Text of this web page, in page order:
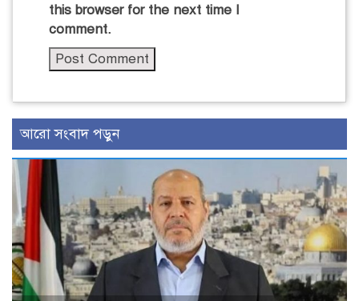
this browser for the next time I
comment.
আরো সংবাদ পড়ুন